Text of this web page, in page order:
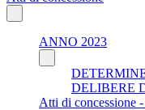
ANNO 2023
DELIBERE
Atti di concessione